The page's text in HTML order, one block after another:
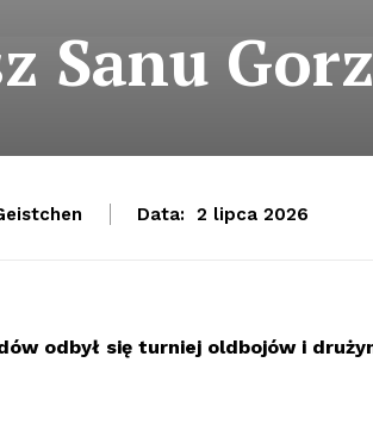
Sanu
Data: 2 lipca 2026
odbył się turniej oldbojów i